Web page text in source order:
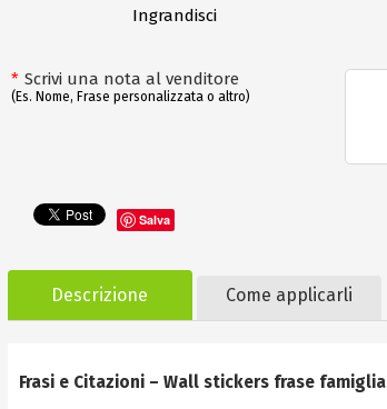
Ingrandisci
* Scrivi una nota al venditore
(Es. Nome, Frase personalizzata o altro)
Salva
Descrizione Come applicarli
Frasi e Citazioni – Wall stickers frase famiglia